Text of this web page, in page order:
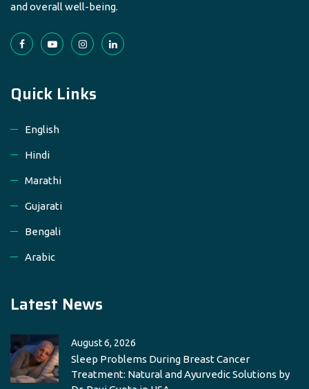
and overall well-being.
Quick Links
English
Hindi
Marathi
Gujarati
Bengali
Arabic
Latest News
August 6, 2026
Sleep Problems During Breast Cancer
Treatment: Natural and Ayurvedic Solutions by